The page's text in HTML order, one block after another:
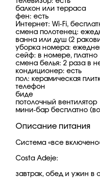
балкон или терраса
фен: есть
Интернет: Wi-Fi,
смена полотенец:
ванна или душ (2
уборка номера:
сейф: в номере, платно
смена белья: 2 раза в
кондиционер: есть
пол: керамическая
телефон
биде
потолочный вентилятор
мини-бар бесплатно
Описание питания
Система «все
Costa Adeje:
завтрак, обед и ужин в